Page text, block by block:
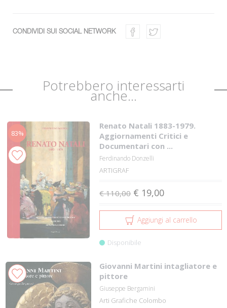
CONDIVIDI SUI SOCIAL NETWORK
Potrebbero interessarti
anche...
83%
Renato Natali 1883-1979.
Aggiornamenti Critici e
Documentari con ...
Ferdinando Donzelli
ARTIGRAF
€ 110,00 € 19,00
Aggiungi al carrello
Disponibile
Giovanni Martini intagliatore e
pittore
Giuseppe Bergamini
Arti Grafiche Colombo